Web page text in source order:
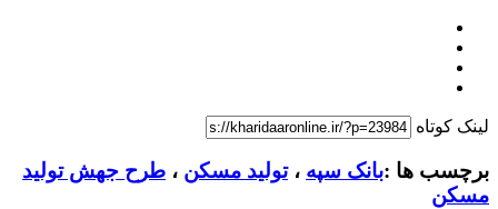
لینک کوتاه
برچسب ها :بانک سپه ،تولید مسکن ، طرح جهش تولید
مسکن